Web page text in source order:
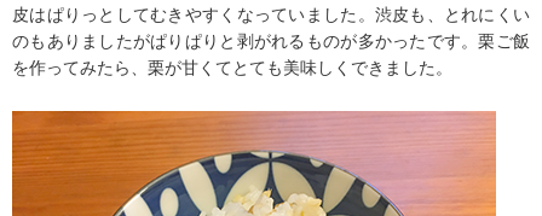
皮はぱりっとしてむきやすくなっていました。渋皮も、とれにくい
のもありましたがぱりぱりと剥がれるものが多かったです。栗ご飯
を作ってみたら、栗が甘くてとても美味しくできました。